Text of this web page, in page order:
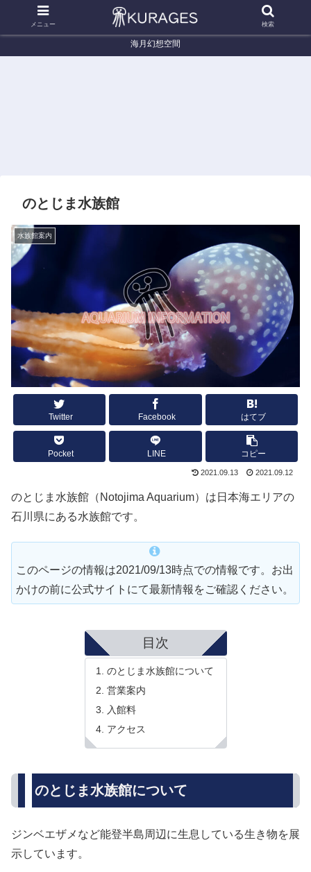
海月幻想空間
のとじま水族館
水族館案内
Twitter Facebook はてブ
Pocket LINE コピー
2021.09.13 2021.09.12
のとじま水族館（Notojima Aquarium）は日本海エリアの
石川県にある水族館です。
このページの情報は2021/09/13時点での情報です。お出
かけの前に公式サイトにて最新情報をご確認ください。
目次
のとじま水族館について
営業案内
入館料
アクセス
のとじま水族館について
ジンベエザメなど能登半島周辺に生息している生き物を展
示しています。
メニュー 検索